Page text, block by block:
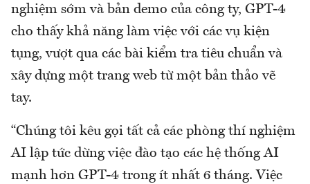
nghiệm sớm và bản demo của công ty, GPT-4
cho thấy khả năng làm việc với các vụ kiện
tụng, vượt qua các bài kiểm tra tiêu chuẩn và
xây dựng một trang web từ một bản thảo vẽ
tay.
“Chúng tôi kêu gọi tất cả các phòng thí nghiệm
AI lập tức dừng việc đào tạo các hệ thống AI
mạnh hơn GPT-4 trong ít nhất 6 tháng. Việc